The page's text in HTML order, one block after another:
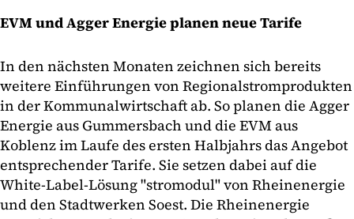
EVM und Agger Energie planen neue Tarife
In den nächsten Monaten zeichnen sich bereits
weitere Einführungen von Regionalstromprodukten
in der Kommunalwirtschaft ab. So planen die Agger
Energie aus Gummersbach und die EVM aus
Koblenz im Laufe des ersten Halbjahrs das Angebot
entsprechender Tarife. Sie setzen dabei auf die
White-Label-Lösung "stromodul" von Rheinenergie
und den Stadtwerken Soest. Die Rheinenergie